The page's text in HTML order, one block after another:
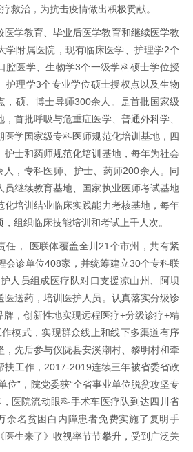
救治，为抗击疫情做出积极贡献。
医学教育、毕业后医学教育和继续医学教
学附属医院，现有临床医学、护理学2个
腔医学、生物学3个一级学科硕士学位授
护理学3个专业学位硕士授权点以及生物
，硕、博士导师300余人。是首批国家级
首批呼吸与危重症医学、普通外科学、
医学国家级专科医师规范化培训基地，四
护士和药师规范化培训基地，每年为社会
，专科医师、护士、药师200余人。同
员继续教育基地、国家执业医师考试基地
化培训结业临床实践能力考核基地，每年
组织临床技能培训和考试上千人次。
任， 医联体覆盖全川21个市州，共有紧
会诊单位408家，并统筹建立30个专科联
人员组成医疗队对口支援凉山州、阿坝
医送药，培训医护人员。认真落实分级诊
，创新性地实现远程医疗+分级诊疗+精
模式，实现群众线上和线下多渠道有序
，先后参与仪陇县安溪潮村、黎明村和牵
扶工作，2017-2019连续三年被省委省政
位”，院党委获“全省事业单位脱贫攻坚专
医院流动眼科手术车医疗队到达四川省
余名贫困白内障患者免费实施了复明手
医生来了》收视率节节攀升，受到广泛关